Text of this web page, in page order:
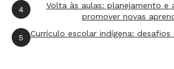
4
Volta às aulas: planejamento e
promover novas
5 Currículo escolar indígena: